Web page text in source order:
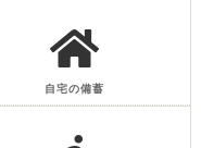
自宅の備蓄